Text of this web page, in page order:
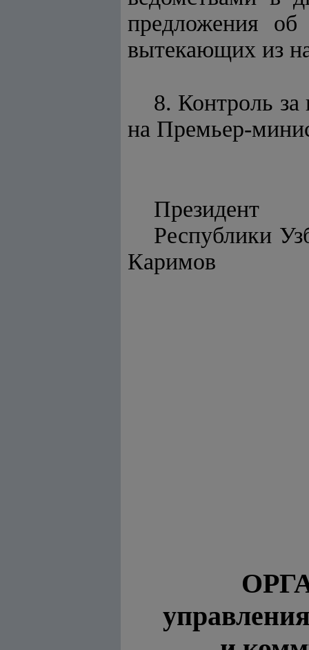
предложения об
вытекающих из
8. Контроль за
на Премьер-
Президент
Каримов